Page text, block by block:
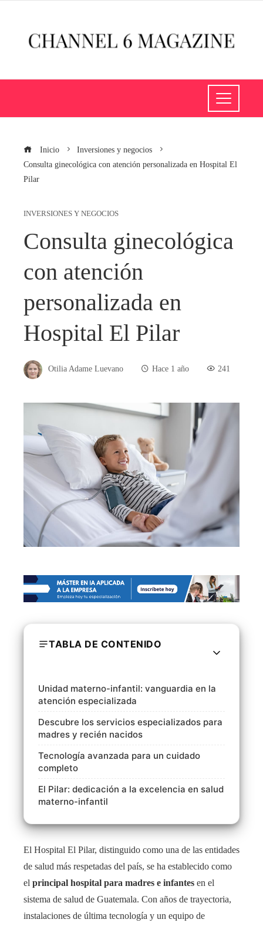
Inicio
Inversiones y negocios
Consulta ginecológica con atención personalizada en Hospital El
Pilar
INVERSIONES Y NEGOCIOS
Consulta ginecológica
con atención
personalizada en
Hospital El Pilar
Otilia Adame Luevano Hace 1 año 241
TABLA DE CONTENIDO
Unidad materno-infantil: vanguardia en la
atención especializada
Descubre los servicios especializados para
madres y recién nacidos
Tecnología avanzada para un cuidado
completo
El Pilar: dedicación a la excelencia en salud
materno-infantil
El Hospital El Pilar, distinguido como una de las entidades
de salud más respetadas del país, se ha establecido como
el principal hospital para madres e infantes en el
sistema de salud de Guatemala. Con años de trayectoria,
instalaciones de última tecnología y un equipo de